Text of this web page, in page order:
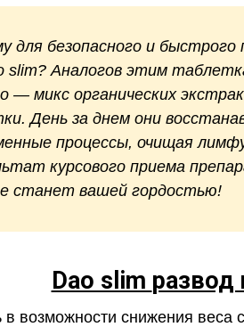
для безопасного и
slim? Аналогов этим
— микс органических
День за днем они
процессы, очищая
курсового приема
станет вашей гордостью!
Dao slim развод
в возможности снижения веса